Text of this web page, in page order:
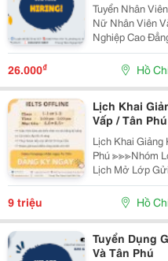
Tuyển Nhân
Nữ Nhân Viên Văn Phòng: (Là Sinh Viên Hoặc Đã Tốt
Nghiệp Cao Đẳng/ Đại Học) 1/
Time (2 Nam 2 Nữ) Ca Làm: 13:00 Đến 21:00
Được Nghỉ
26.000₫ Hồ
Lịch Khai
Vấp / Tân Phú
Lịch Khai Giảng
Phú ≫≫≫Nhóm Lớp 3 Tháng/ Đóng Tiền Hp Theo Khóa +
Lịch Mở Lớp
Lớp + Giáo
Nước Ngoài
9 triệu Hồ
Tuyển Dụng
Và Tân Phú